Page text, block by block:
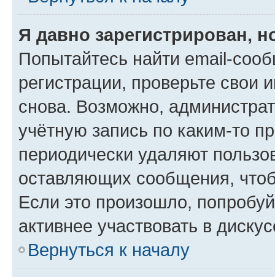
Я давно зарегистрирован,
Попытайтесь найти email-
регистрации, проверьте свои
снова. Возможно,
учётную запись по каким-то
периодически удаляют
оставляющих сообщения,
Если это произошло,
активнее участвовать в
Вернуться к началу